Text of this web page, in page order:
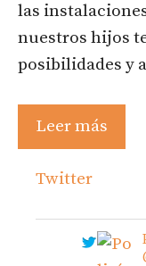
las
nuestros hijos
posibilidades y
Leer más
Twitter